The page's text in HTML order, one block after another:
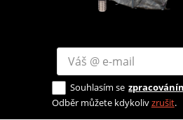
Souhlasím se
Odběr můžete kdykolivzrušit.